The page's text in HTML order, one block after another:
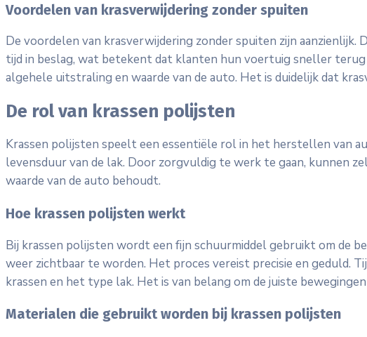
Voordelen van krasverwijdering zonder spuiten
De voordelen van krasverwijdering zonder spuiten zijn
tijd in beslag, wat betekent dat klanten hun voertuig sneller terug
algehele uitstraling en waarde van de auto. Het is duidelijk dat
De rol van krassen polijsten
Krassen polijsten speelt een essentiële rol in het herstellen van
levensduur van de lak. Door zorgvuldig te werk te gaan, kunnen
waarde van de auto behoudt.
Hoe krassen polijsten werkt
Bij krassen polijsten wordt een fijn schuurmiddel gebruikt om de
weer zichtbaar te worden. Het proces vereist precisie en geduld.
krassen en het type lak. Het is van belang om de juiste
Materialen die gebruikt worden bij krassen polijsten